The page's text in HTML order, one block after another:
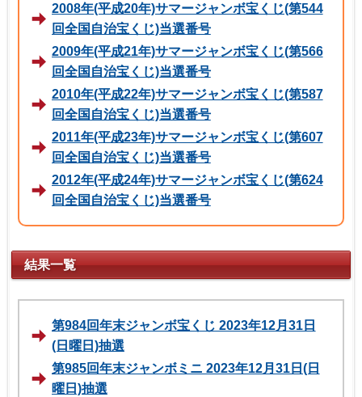
2008年(平成20年)サマージャンボ宝くじ(第544
回全国自治宝くじ)当選番号
2009年(平成21年)サマージャンボ宝くじ(第566
回全国自治宝くじ)当選番号
2010年(平成22年)サマージャンボ宝くじ(第587
回全国自治宝くじ)当選番号
2011年(平成23年)サマージャンボ宝くじ(第607
回全国自治宝くじ)当選番号
2012年(平成24年)サマージャンボ宝くじ(第624
回全国自治宝くじ)当選番号
結果一覧
第984回年末ジャンボ宝くじ 2023年12月31日
(日曜日)抽選
第985回年末ジャンボミニ 2023年12月31日(日
曜日)抽選